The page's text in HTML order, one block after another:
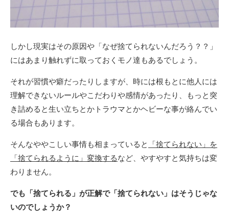
しかし現実はその原因や「なぜ捨てられないんだろう？？」
にはあまり触れずに取っておくモノ達もあるでしょう。
それが習慣や癖だったりしますが、時には根もとに他人には
理解できないルールやこだわりや感情があったり、もっと突
き詰めると生い立ちとかトラウマとかヘビーな事が絡んでい
る場合もあります。
そんなややこしい事情も相まっていると
「捨てられない」を
「捨てられるように」変換するなど、やすやすと気持ちは変
わりません。
でも「捨てられる」が正解で「捨てられない」はそうじゃな
いのでしょうか？